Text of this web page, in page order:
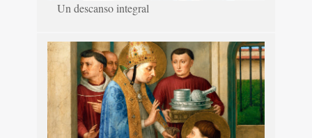
Un descanso integral